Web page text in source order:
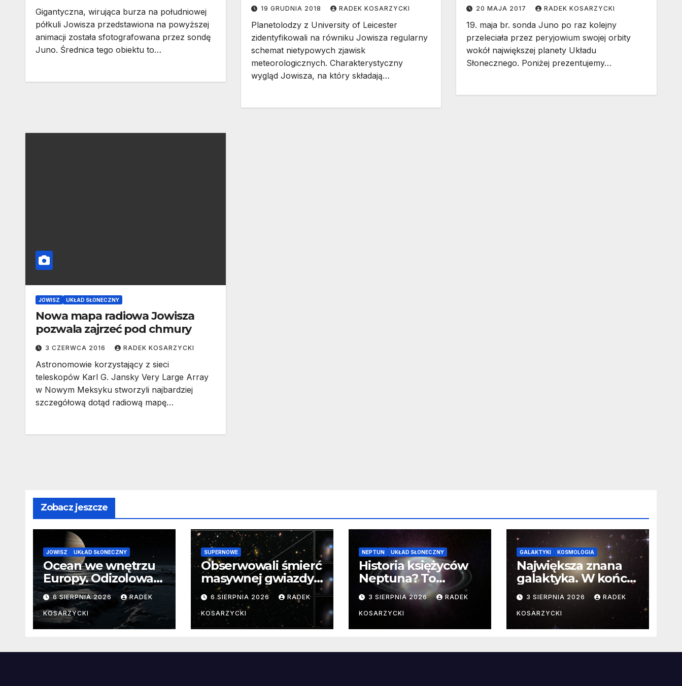
Gigantyczna, wirująca burza na południowej
półkuli Jowisza przedstawiona na powyższej
animacji została sfotografowana przez sondę
Juno. Średnica tego obiektu to…
19 GRUDNIA 2018 RADEK KOSARZYCKI
Planetolodzy z University of Leicester
zidentyfikowali na równiku Jowisza regularny
schemat nietypowych zjawisk
meteorologicznych. Charakterystyczny
wygląd Jowisza, na który składają…
20 MAJA 2017 RADEK KOSARZYCKI
19. maja br. sonda Juno po raz kolejny
przeleciała przez peryjowium swojej orbity
wokół największej planety Układu
Słonecznego. Poniżej prezentujemy…
JOWISZ UKŁAD SŁONECZNY
Nowa mapa radiowa Jowisza
pozwala zajrzeć pod chmury
3 CZERWCA 2016 RADEK KOSARZYCKI
Astronomowie korzystający z sieci
teleskopów Karl G. Jansky Very Large Array
w Nowym Meksyku stworzyli najbardziej
szczegółową dotąd radiową mapę…
Zobacz jeszcze
JOWISZ UKŁAD SŁONECZNY
Ocean we wnętrzu
Europy. Odizolowani
przez lodową
barierę
6 SIERPNIA 2026 RADEK
KOSARZYCKI
SUPERNOWE
Obserwowali śmierć
masywnej gwiazdy
od samego
początku.
Niezwykle cenne
dane
6 SIERPNIA 2026 RADEK
KOSARZYCKI
NEPTUN UKŁAD SŁONECZNY
Historia księżyców
Neptuna? To
skomplikowane
3 SIERPNIA 2026 RADEK
KOSARZYCKI
GALAKTYKI KOSMOLOGIA
Największa znana
galaktyka. W końcu
poznaliśmy jej
faktyczne wymiary
3 SIERPNIA 2026 RADEK
KOSARZYCKI